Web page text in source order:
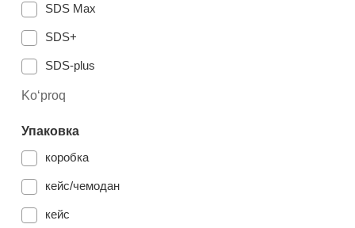
SDS Max
SDS+
SDS-plus
БЗП
SDS Plus
бесключевой
SDS-max
Ko‘proq
Упаковка
коробка
кейс/чемодан
кейс